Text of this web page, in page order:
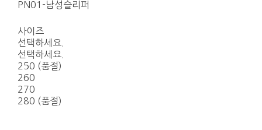
PN01-남성슬리퍼
사이즈
선택하세요.
선택하세요.
250 (품절)
260
270
280 (품절)